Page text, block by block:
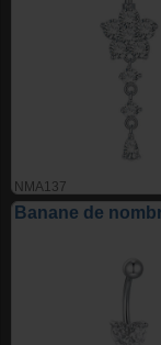
NMA137
Banane de